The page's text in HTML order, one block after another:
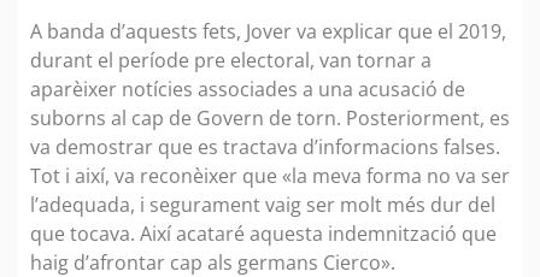
A banda d’aquests fets, Jover va explicar que el 2019,
durant el període pre electoral, van tornar a
aparèixer notícies associades a una acusació de
suborns al cap de Govern de torn. Posteriorment, es
va demostrar que es tractava d’informacions falses.
Tot i així, va reconèixer que «la meva forma no va ser
l’adequada, i segurament vaig ser molt més dur del
que tocava. Així acataré aquesta indemnització que
haig d’afrontar cap als germans Cierco».